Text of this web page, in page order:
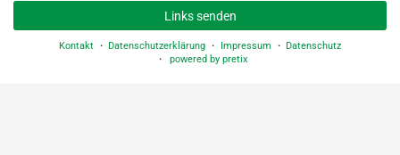
Links senden
Kontakt Datenschutzerklärung Impressum
Datenschutz
powered by pretix